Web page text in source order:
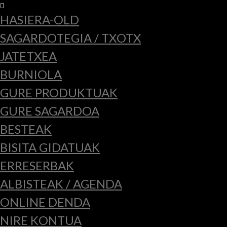
HASIERA-OLD
SAGARDOTEGIA / TXOTX
JATETXEA
BURNIOLA
GURE PRODUKTUAK
GURE SAGARDOA
BESTEAK
BISITA GIDATUAK
ERRESERBAK
ALBISTEAK / AGENDA
ONLINE DENDA
NIRE KONTUA